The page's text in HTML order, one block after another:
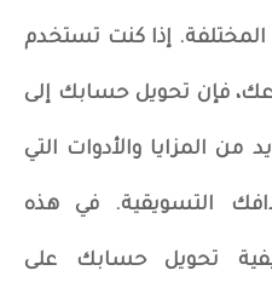
المختلفة. إذا كنت تستخدم
فإن تحويل حسابك إلى
المزايا والأدوات التي
التسويقية. في هذه
تحويل حسابك على